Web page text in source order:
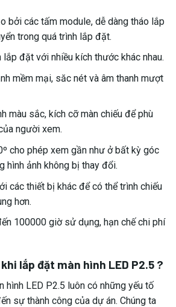
bởi các tấm module, dễ dàng tháo lắp
trong quá trình lắp đặt.
lắp đặt với nhiều kích thước khác nhau.
mềm mại, săc nét và âm thanh mượt
màu sắc, kích cỡ màn chiếu để phù
người xem.
cho phép xem gần như ở bất kỳ góc
hình ảnh không bị thay đổi.
các thiết bị khác để có thể trình chiếu
hơn.
100000 giờ sử dụng, hạn chế chi phí
lắp đặt màn hình LED P2.5 ?
hình LED P2.5 luôn có những yếu tố
sự thành công của dự án. Chúng ta